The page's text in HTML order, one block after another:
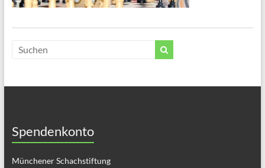
Spendenkonto
Münchener Schachstiftung